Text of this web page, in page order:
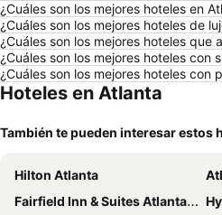
¿Cuáles son los mejores hoteles en
¿Cuáles son los mejores hoteles de
¿Cuáles son los mejores hoteles que
¿Cuáles son los mejores hoteles con
¿Cuáles son los mejores hoteles con
Hoteles en Atlanta
También te pueden interesar estos
Hilton Atlanta
Fairfield Inn & Suites Atlanta Airport South/Sullivan Road